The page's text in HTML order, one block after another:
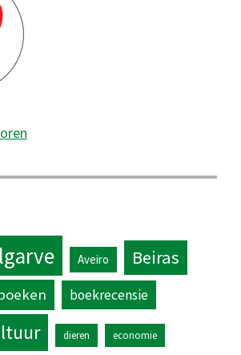
Aveiro Beiras
boekrecensie
dieren economie